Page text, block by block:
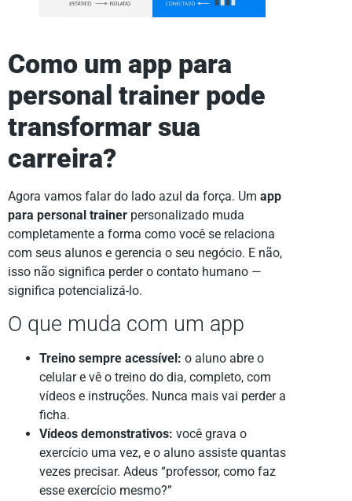
Como um app para
personal trainer pode
transformar sua
carreira?
Agora vamos falar do lado azul da força. Um app
para personal trainer personalizado muda
completamente a forma como você se relaciona
com seus alunos e gerencia o seu negócio. E não,
isso não significa perder o contato humano —
significa potencializá-lo.
O que muda com um app
Treino sempre acessível: o aluno abre o
celular e vê o treino do dia, completo, com
vídeos e instruções. Nunca mais vai perder a
ficha.
Vídeos demonstrativos: você grava o
exercício uma vez, e o aluno assiste quantas
vezes precisar. Adeus “professor, como faz
esse exercício mesmo?”